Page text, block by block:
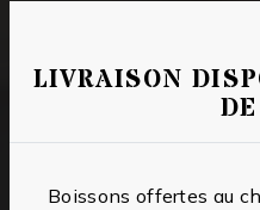
LIVRAISON
Boissons offertes au